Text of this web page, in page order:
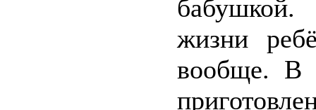
жизни
вообще. В